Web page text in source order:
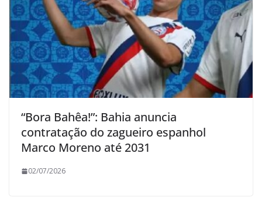
“Bora Bahêa!”: Bahia anuncia
contratação do zagueiro espanhol
Marco Moreno até 2031
02/07/2026